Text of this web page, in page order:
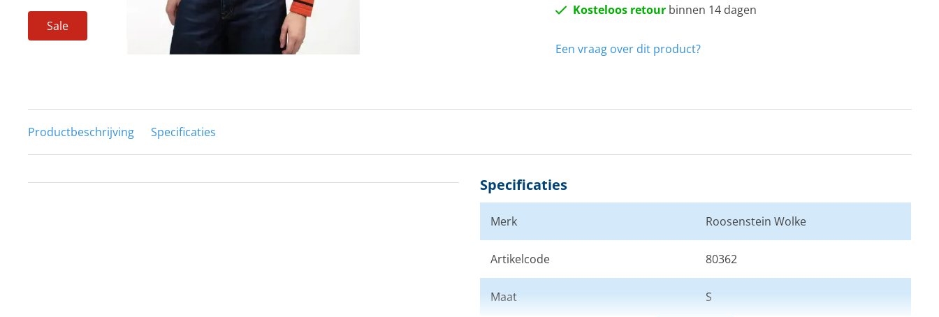
Sale
Kosteloos retourbinnen 14 dagen
Een vraag over dit product?
Productbeschrijving Specificaties
Specificaties
Merk Roosenstein Wolke
Artikelcode 80362
Maat S